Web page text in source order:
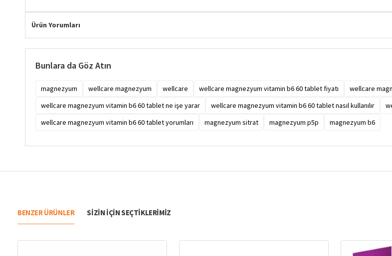
Ürün Yorumları
Bunlara da Göz Atın
magnezyum wellcare magnezyum wellcare wellcare magnezyum vitamin b6 60 tablet fiyatı
wellcare
wellcare magnezyum vitamin b6 60 tablet ne işe yarar
wellcare magnezyum vitamin b6 60 tablet nasıl kullanılır
wellcare magnezyum vitamin b6 60 tablet yorumları
magnezyum sitrat magnezyum p5p magnezyum b6
BENZER ÜRÜNLER SIZIN IÇIN SEÇTIKLERIMIZ